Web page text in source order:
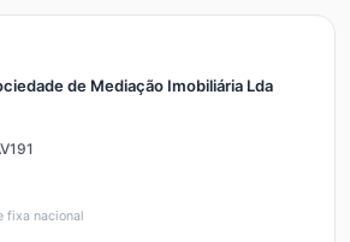
de Mediação Imobiliária Lda
fixa nacional